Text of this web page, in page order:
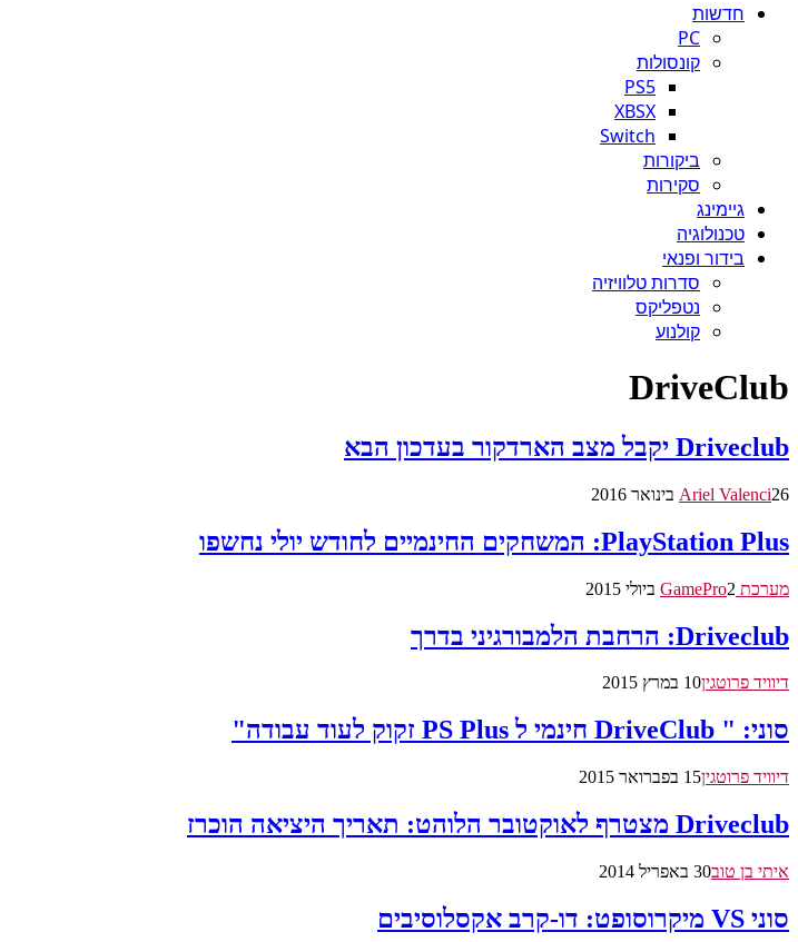
חדשות
PC
קונסולות
PS5
XBSX
Switch
ביקורות
סקירות
גיימינג
טכנולוגיה
בידור ופנאי
סדרות טלוויזיה
נטפליקס
קולנוע
DriveClub
Driveclub יקבל מצב הארדקור בעדכון הבא
Ariel Valenci26 בינואר 2016
PlayStation Plus: המשחקים החינמיים לחודש יולי נחשפו
מערכת GamePro 2 ביולי 2015
Driveclub: הרחבת הלמבורגיני בדרך
דיוויד פרוטגין10 במרץ 2015
סוני: " DriveClub חינמי ל PS Plus זקוק לעוד עבודה"
דיוויד פרוטגין15 בפברואר 2015
Driveclub מצטרף לאוקטובר הלוהט: תאריך היציאה הוכרז
איתי בן טוב30 באפריל 2014
סוני VS מיקרוסופט: דו-קרב אקסלוסיבים